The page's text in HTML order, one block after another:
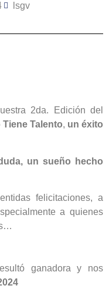
lsgv
2da. Edición del
Tiene Talento, un éxito
un sueño hecho
felicitaciones, a
a quienes
ganadora y nos